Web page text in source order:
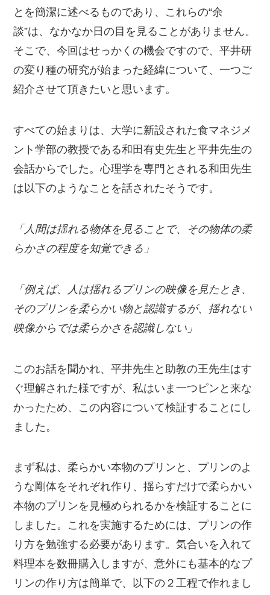
とを簡潔に述べるものであり、これらの“余
談”は、なかなか日の目を見ることがありません。
そこで、今回はせっかくの機会ですので、平井研
の変り種の研究が始まった経緯について、一つご
紹介させて頂きたいと思います。
すべての始まりは、大学に新設された食マネジメ
ント学部の教授である和田有史先生と平井先生の
会話からでした。心理学を専門とされる和田先生
は以下のようなことを話されたそうです。
「人間は揺れる物体を見ることで、その物体の柔
らかさの程度を知覚できる」
「例えば、人は揺れるプリンの映像を見たとき、
そのプリンを柔らかい物と認識するが、揺れない
映像からでは柔らかさを認識しない」
このお話を聞かれ、平井先生と助教の王先生はす
ぐ理解された様ですが、私はいま一つピンと来な
かったため、この内容について検証することにし
ました。
まず私は、柔らかい本物のプリンと、プリンのよ
うな剛体をそれぞれ作り、揺らすだけで柔らかい
本物のプリンを見極められるかを検証することに
しました。これを実施するためには、プリンの作
り方を勉強する必要があります。気合いを入れて
料理本を数冊購入しますが、意外にも基本的なプ
リンの作り方は簡単で、以下の２工程で作れまし